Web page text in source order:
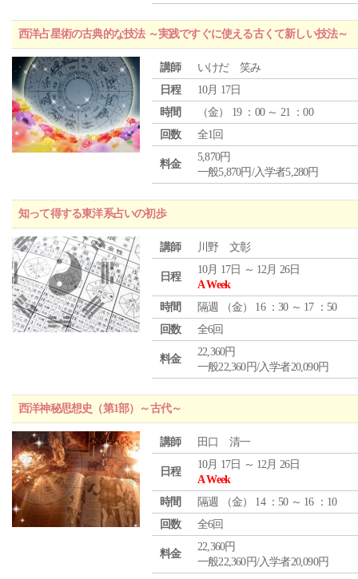
西洋占星術の古典的な技法 ～実践ですぐに使える古くて新しい技法～
講師
いけだ 笑み
日程
10月 17日
時間
（金） 19 ：00 ～ 21 ：00
回数
全1回
料金
5,870円
一般5,870円/入学者5,280円
知って得する東洋系占いの初歩
講師 川野 文彰
日程
10月 17日 ～ 12月 26日
A Week
時間
隔週 （金） 16 ：30 ～ 17 ：50
回数
全6回
料金
22,360円
一般22,360円/入学者20,090円
西洋神秘思想史（第1部）～古代～
講師 田口 清一
日程
10月 17日 ～ 12月 26日
A Week
時間
隔週 （金） 14 ：50 ～ 16 ：10
回数
全6回
料金
22,360円
一般22,360円/入学者20,090円